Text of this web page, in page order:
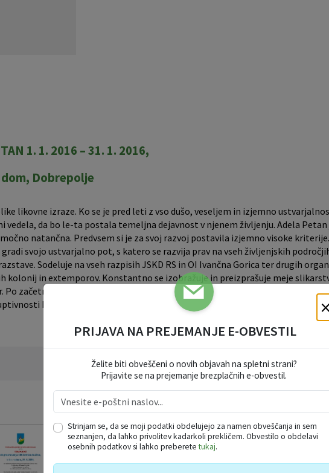
1. 1. 2016 – 31. 1. 2016,
Dobrepolje
likovne izraze. Ko se je pred leti z vso dušo, veseljem in izjemno
da bo le-ta postala temeljna dejavnost v njenem življenju. Adela Petan
natančna. Predvsem si je za svoj razvoj postavila izjemno visoke
svojo ustvarjalno pot, s katero se razvija prav na vseh življenjskih
Sodeluje na vseh razpisih JSKD RS in OI Ivančna Gorica ter drugih
kolonij in extemporov. Konstantno se izobražuje in preizprašuje meje
začetnih spogledovanjih z abstrakcijo, so te slike postale vir in izvir
barve in ekspresivnosti izraza.
×
PRIJAVA NA PREJEMANJE E-OBVESTIL
Želite biti obveščeni o novih objavah na spletni strani?
Prijavite se na prejemanje brezplačnih e-obvestil.
Strinjam se, da se moji podatki obdelujejo za namen obveščanja in sem
seznanjen, da lahko privolitev kadarkoli prekličem. Obvestilo o obdelavi
osebnih podatkov si lahko preberetetukaj.